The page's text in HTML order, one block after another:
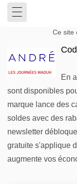
Ce site
En
sont disponibles
marque lance des
soldes avec des
newsletter
gratuite s'applique
augmente vos